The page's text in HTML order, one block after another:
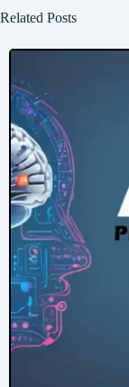
Related Posts